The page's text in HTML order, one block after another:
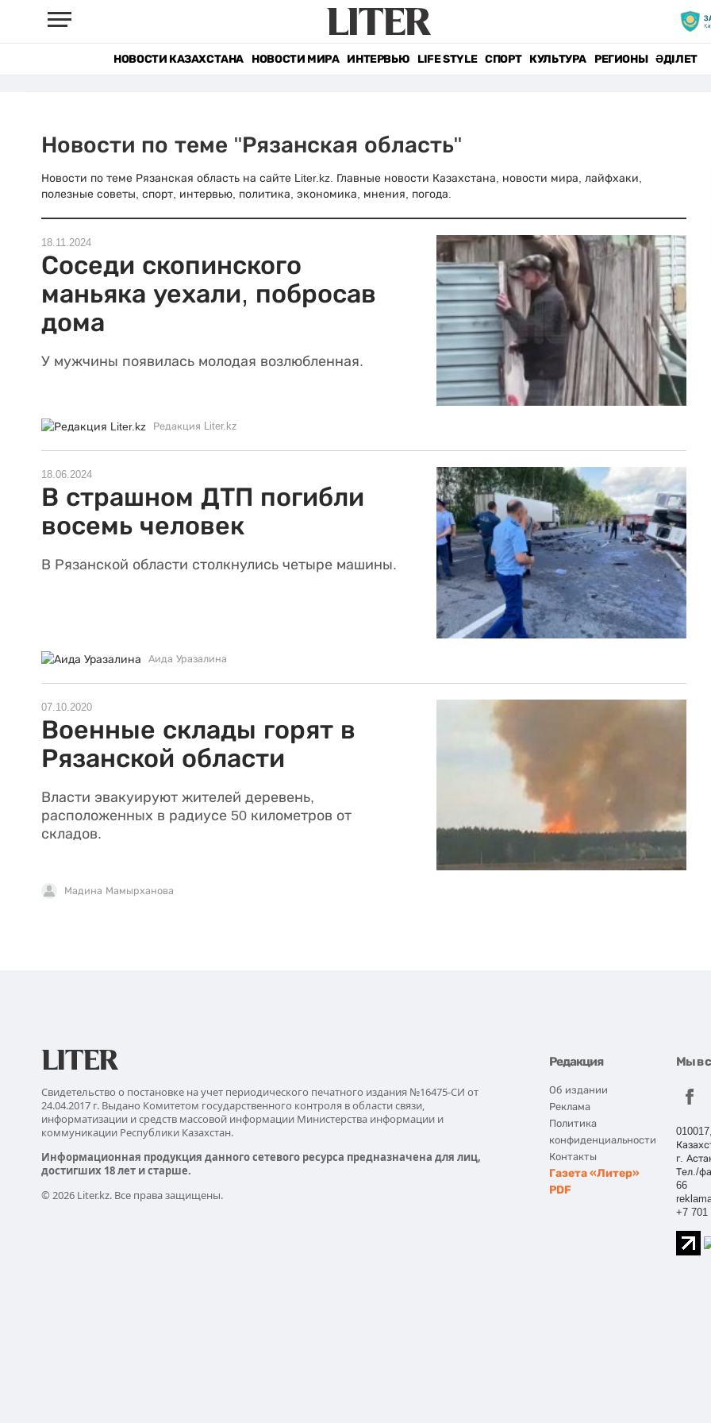
НОВОСТИ КАЗАХСТАНА НОВОСТИ МИРА ИНТЕРВЬЮ LIFE STYLE СПОРТ КУЛЬТУРА РЕГИОНЫ ӘДІЛЕТ
Новости по теме "Рязанская область"
Новости по теме Рязанская область на сайте Liter.kz. Главные новости Казахстана, новости мира, лайфхаки,
полезные советы, спорт, интервью, политика, экономика, мнения, погода.
18.11.2024
Соседи скопинского
маньяка уехали, побросав
дома
У мужчины появилась молодая возлюбленная.
Редакция Liter.kz
18.06.2024
В страшном ДТП погибли
восемь человек
В Рязанской области столкнулись четыре машины.
Аида Уразалина
07.10.2020
Военные склады горят в
Рязанской области
Власти эвакуируют жителей деревень,
расположенных в радиусе 50 километров от
складов.
Мадина Мамырханова
Свидетельство о постановке на учет периодического печатного издания №16475-СИ от
24.04.2017 г. Выдано Комитетом государственного контроля в области связи,
информатизации и средств массовой информации Министерства информации и
коммуникации Республики Казахстан.
Информационная продукция данного сетевого ресурса предназначена для лиц,
достигших 18 лет и старше.
© 2026 Liter.kz. Все права защищены.
Редакция
Об издании
Реклама
Политика
конфиденциальности
Контакты
Газета «Литер»
PDF
Мы в
г.
Тел./
66
+7 701